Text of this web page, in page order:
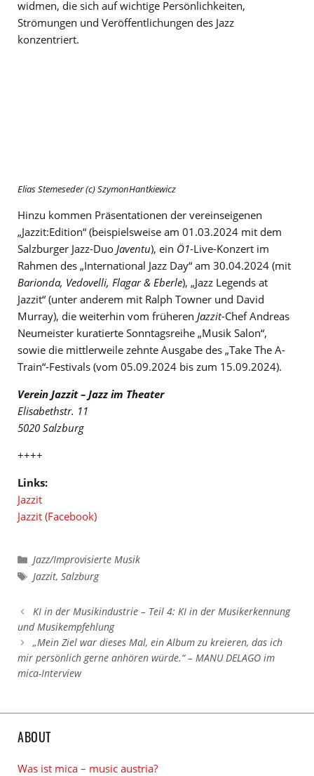
widmen, die sich auf wichtige Persönlichkeiten,
Strömungen und Veröffentlichungen des Jazz
konzentriert.
Elias Stemeseder (c) SzymonHantkiewicz
Hinzu kommen Präsentationen der vereinseigenen
„Jazzit:Edition“ (beispielsweise am 01.03.2024 mit dem
Salzburger Jazz-Duo Javentu), ein Ö1-Live-Konzert im
Rahmen des „International Jazz Day“ am 30.04.2024 (mit
Barionda, Vedovelli, Flagar & Eberle), „Jazz Legends at
Jazzit“ (unter anderem mit Ralph Towner und David
Murray), die weiterhin vom früheren Jazzit-Chef Andreas
Neumeister kuratierte Sonntagsreihe „Musik Salon“,
sowie die mittlerweile zehnte Ausgabe des „Take The A-
Train“-Festivals (vom 05.09.2024 bis zum 15.09.2024).
Verein Jazzit – Jazz im Theater
Elisabethstr. 11
5020 Salzburg
++++
Links:
Jazzit
Jazzit (Facebook)
Kategorien
Jazz/Improvisierte Musik
Schlagwörter
Jazzit,Salzburg
KI in der Musikindustrie – Teil 4: KI in der Musikerkennung
und Musikempfehlung
„Mein Ziel war dieses Mal, ein Album zu kreieren, das ich
mir persönlich gerne anhören würde.“ – MANU DELAGO im
mica-Interview
ABOUT
Was ist mica – music austria?